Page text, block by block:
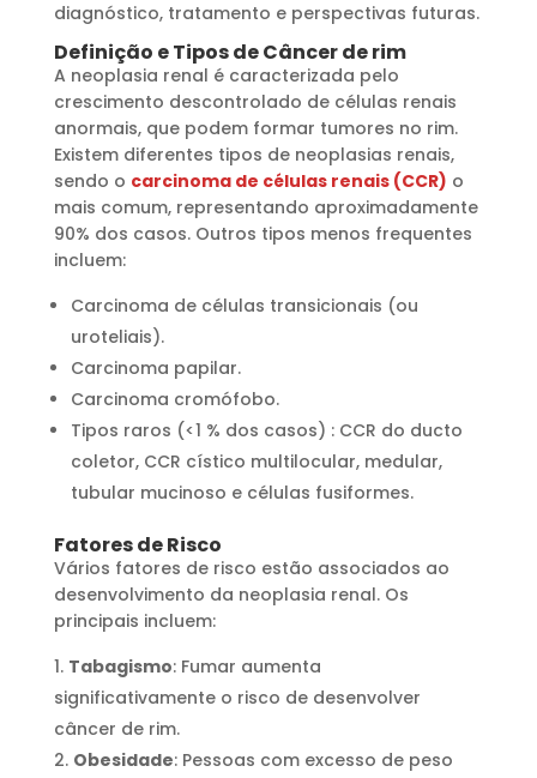
diagnóstico, tratamento e perspectivas futuras.
Definição e Tipos de Câncer de rim
A neoplasia renal é caracterizada pelo
crescimento descontrolado de células renais
anormais, que podem formar tumores no rim.
Existem diferentes tipos de neoplasias renais,
sendo o carcinoma de células renais (CCR) o
mais comum, representando aproximadamente
90% dos casos. Outros tipos menos frequentes
incluem:
Carcinoma de células transicionais (ou
uroteliais).
Carcinoma papilar.
Carcinoma cromófobo.
Tipos raros (<1 % dos casos) : CCR do ducto
coletor, CCR cístico multilocular, medular,
tubular mucinoso e células fusiformes.
Fatores de Risco
Vários fatores de risco estão associados ao
desenvolvimento da neoplasia renal. Os
principais incluem:
Tabagismo: Fumar aumenta
significativamente o risco de desenvolver
câncer de rim.
Obesidade: Pessoas com excesso de peso